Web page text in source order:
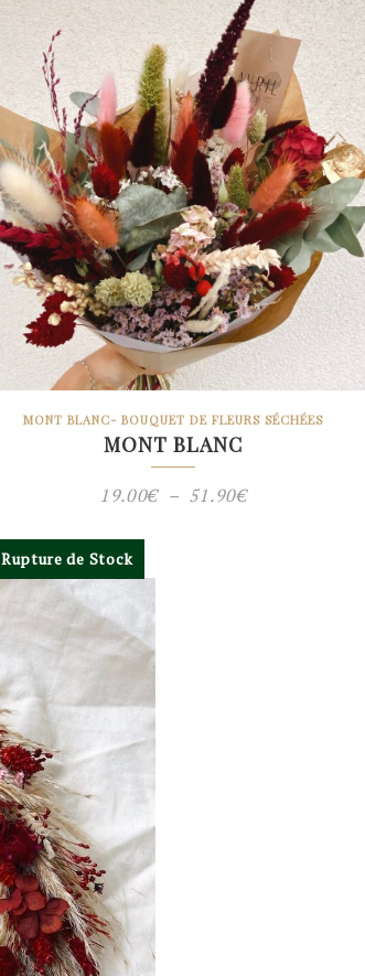
MONT BLANC- BOUQUET DE FLEURS SÉCHÉES
MONT BLANC
19.00€ – 51.90€Plage
Rupture de Stock